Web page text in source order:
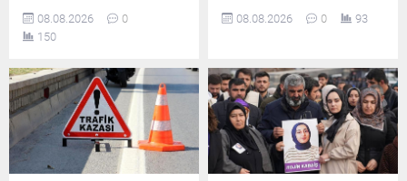
kararı verildi. Düzenlenen
operasyonda 8 şüpheli
şüphelilerin yakalanması için
çalışmalar sürüyor.
08.08.2026
0
150
uygulamalı deneyimin de
gençlere önemli mesajlar
verdi.
08.08.2026 0 93